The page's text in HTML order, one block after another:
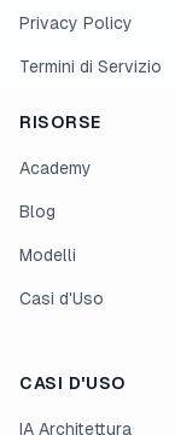
Privacy Policy
Termini di Servizio
RISORSE
Academy
Blog
Modelli
Casi d'Uso
CASI D'USO
IA Architettura